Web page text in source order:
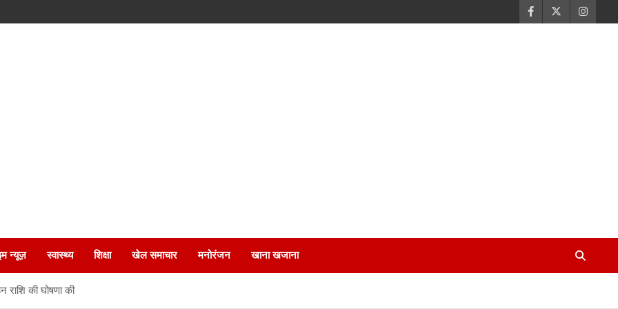
न्यूज़ स्वास्थ्य शिक्षा खेल समाचार मनोरंजन खाना खजाना
राशि की घोषणा की